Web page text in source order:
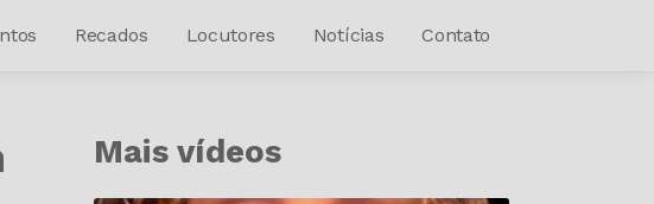
Recados Locutores Notícias Contato
Mais vídeos